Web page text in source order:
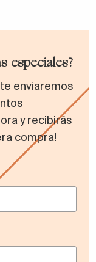
especiales?
enviaremos
y recibirás
compra!